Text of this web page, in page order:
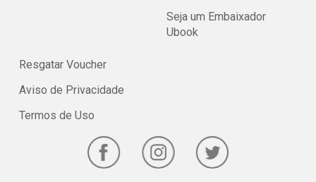
Seja um Embaixador
Ubook
Resgatar Voucher
Aviso de Privacidade
Termos de Uso